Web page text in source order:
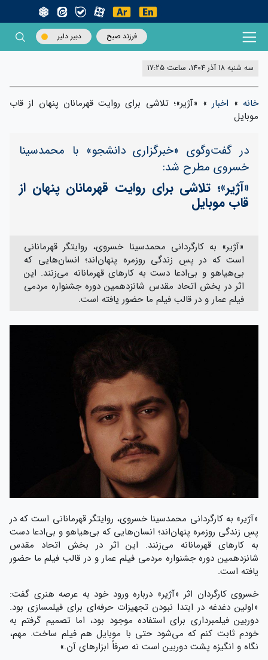
فرزند صبح دبیر دلیر
سه شنبه 18 آذر 1404، ساعت 17:25
خانه» اخبار » «آژیر»؛ تلاشی برای روایت قهرمانان پنهان از قاب
موبایل
در گفت‌و‌گوی «خبرگزاری دانشجو» با محمدسینا
خسروی مطرح شد:
«آژیر»؛ تلاشی برای روایت قهرمانان پنهان از
قاب موبایل
«آژیر» به کارگردانی محمدسینا خسروی، روایتگر قهرمانانی
است که در پسِ زندگی روزمره پنهان‌اند؛ انسان‌هایی که
بی‌هیاهو و بی‌ادعا دست به کار‌های قهرمانانه می‌زنند. این
اثر در بخش اتحاد مقدس شانزدهمین دوره جشنواره مردمی
فیلم عمار و در قالب فیلم ما حضور یافته است.
«آژیر» به کارگردانی محمدسینا خسروی، روایتگر قهرمانانی است که در
پسِ زندگی روزمره پنهان‌اند؛ انسان‌هایی که بی‌هیاهو و بی‌ادعا دست
به کار‌های قهرمانانه می‌زنند. این اثر در بخش اتحاد مقدس
شانزدهمین دوره جشنواره مردمی فیلم عمار و در قالب فیلم ما حضور
یافته است.
خسروی کارگردان اثر «آژیر» درباره ورود خود به عرصه هنری گفت:
«اولین دغدغه در ابتدا نبودن تجهیزات حرفه‌ای برای فیلمسازی بود.
دوربین فیلمبرداری برای استفاده موجود بود، اما تصمیم گرفتم به
خودم ثابت کنم که می‌شود حتی با موبایل هم فیلم ساخت. مهم،
نگاه و انگیزه پشت دوربین است نه صرفاً ابزار‌های آن.»